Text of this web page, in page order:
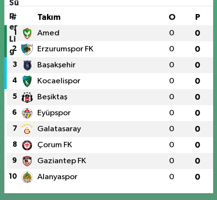
# Takım O P
1 Amed 0 0
2 Erzurumspor FK 0 0
3 Başakşehir 0 0
4 Kocaelispor 0 0
5 Beşiktaş 0 0
6 Eyüpspor 0 0
7 Galatasaray 0 0
8 Çorum FK 0 0
9 Gaziantep FK 0 0
10 Alanyaspor 0 0